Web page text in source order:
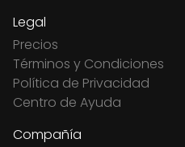
Legal
Precios
Términos y Condiciones
Política de Privacidad
Centro de Ayuda
Compañía